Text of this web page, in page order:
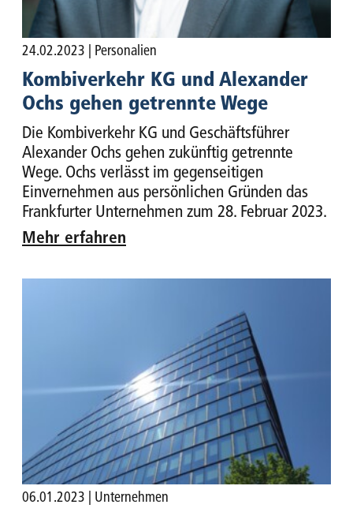
24.02.2023 | Personalien
Kombiverkehr KG und Alexander
Ochs gehen getrennte Wege
Die Kombiverkehr KG und Geschäftsführer
Alexander Ochs gehen zukünftig getrennte
Wege. Ochs verlässt im gegenseitigen
Einvernehmen aus persönlichen Gründen das
Frankfurter Unternehmen zum 28. Februar 2023.
Mehr erfahren
06.01.2023 | Unternehmen